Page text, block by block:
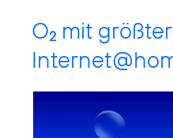
O2 mit größter